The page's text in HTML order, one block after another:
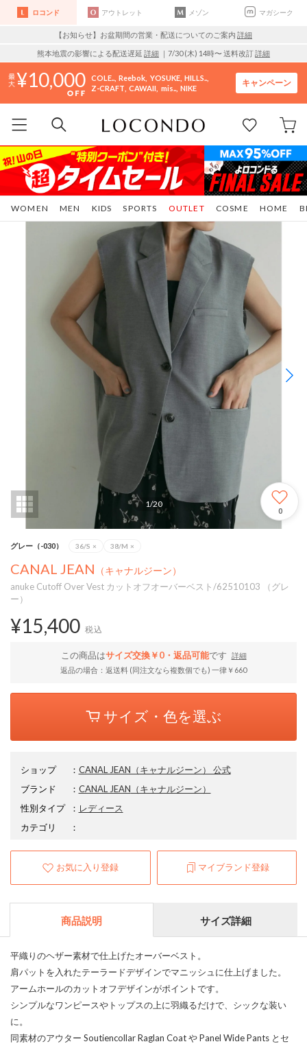
ロコンド アウトレット メゾン マガシーク
【お知らせ】お盆期間の営業・配送についてのご案内 詳細
熊本地震の影響による配送遅延 詳細 ｜7/30 (木) 14時〜 送料改訂詳細
10,000 COLE.. Reebok YOSUKE HILLS..
Z-CRAFT CAWAII mis.. NIKE
キャンペーン
WOMEN MEN KIDS SPORTS COSME HOME
OUTLET
1/20
0
グレー（-030） 36/S × 38/M ×
CANAL JEAN （キャナルジーン）
anuke Cutoff Over Vest カットオフオーバーベスト/62510103 （グレ
ー）
¥15,400 税込
この商品はサイズ交換￥0・返品可能です
詳細
返品の場合：返送料 (同注文なら複数個でも) 一律￥660
サイズ・色を選ぶ
ショップ ： CANAL JEAN（キャナルジーン） 公式
ブランド
： CANAL JEAN （キャナルジーン）
性別タイプ
： レディース
カテゴリ
：
お気に入り登録 マイブランド登録
商品説明 サイズ詳細
平織りのヘザー素材で仕上げたオーバーベスト。
肩パットを入れたテーラードデザインでマニッシュに仕上げました。
アームホールのカットオフデザインがポイントです。
シンプルなワンピースやトップスの上に羽織るだけで、シックな装い
に。
同素材のアウター Soutiencollar Raglan Coat や Panel Wide Pants とセ